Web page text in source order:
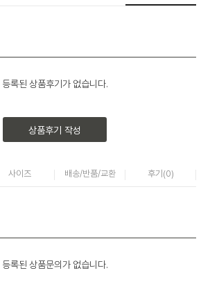
등록된 상품후기가 없습니다.
상품후기 작성
사이즈 배송/반품/교환 후기(0)
등록된 상품문의가 없습니다.